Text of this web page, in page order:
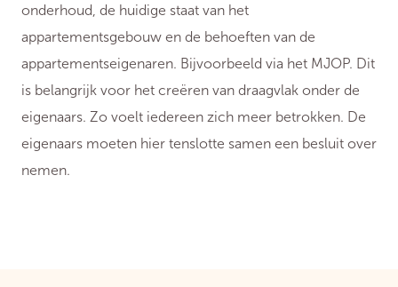
onderhoud, de huidige staat van het
appartementsgebouw en de behoeften van de
appartementseigenaren. Bijvoorbeeld via het MJOP. Dit
is belangrijk voor het creëren van draagvlak onder de
eigenaars. Zo voelt iedereen zich meer betrokken. De
eigenaars moeten hier tenslotte samen een besluit over
nemen.